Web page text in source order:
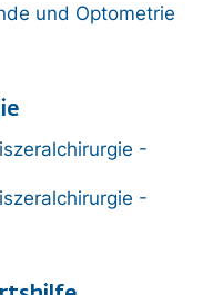
und Optometrie
-
-